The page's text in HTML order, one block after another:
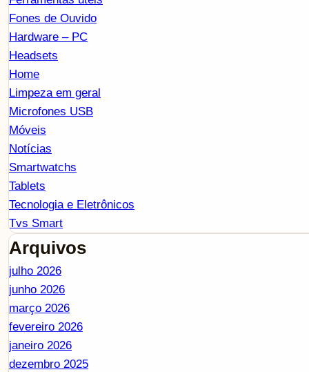
Fones de Ouvido
Hardware – PC
Headsets
Home
Limpeza em geral
Microfones USB
Móveis
Notícias
Smartwatchs
Tablets
Tecnologia e Eletrônicos
Tvs Smart
Arquivos
julho 2026
junho 2026
março 2026
fevereiro 2026
janeiro 2026
dezembro 2025